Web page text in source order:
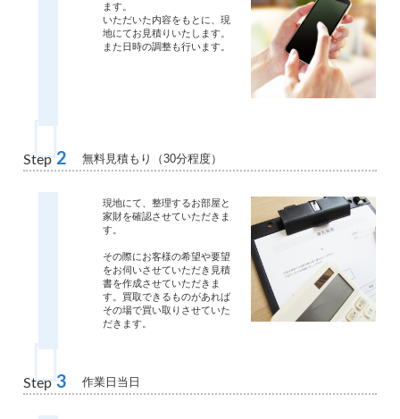
ます。
いただいた内容をもとに、現
地にてお見積りいたします。
また日時の調整も行います。
Step 2 無料見積もり（30分程度）
現地にて、整理するお部屋と
家財を確認させていただきま
す。
その際にお客様の希望や要望
をお伺いさせていただき見積
書を作成させていただきま
す。買取できるものがあれば
その場で買い取りさせていた
だきます。
Step 3 作業日当日